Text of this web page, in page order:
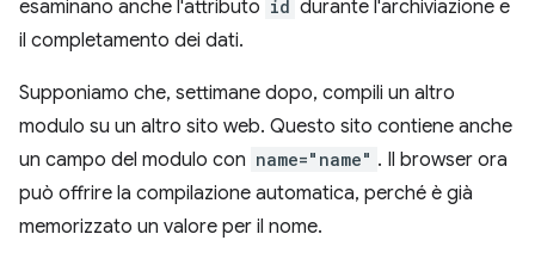
esaminano anche l'attributo id durante l'archiviazione e
il completamento dei dati.
Supponiamo che, settimane dopo, compili un altro
modulo su un altro sito web. Questo sito contiene anche
un campo del modulo con name="name" . Il browser ora
può offrire la compilazione automatica, perché è già
memorizzato un valore per il nome.